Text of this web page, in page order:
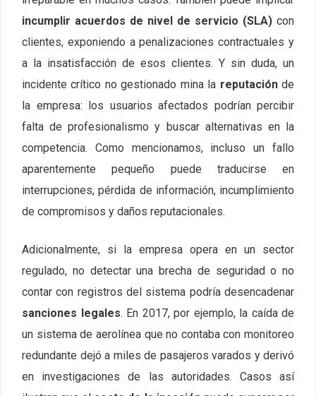
incumplir acuerdos de nivel de servicio (SLA) con
clientes, exponiendo a penalizaciones contractuales y
a la insatisfacción de esos clientes. Y sin duda, un
incidente crítico no gestionado mina la reputaciónde
la empresa: los usuarios afectados podrían percibir
falta de profesionalismo y buscar alternativas en la
competencia. Como mencionamos, incluso un fallo
aparentemente pequeño puede traducirse en
interrupciones, pérdida de información, incumplimiento
de compromisos y daños reputacionales.
Adicionalmente, si la empresa opera en un sector
regulado, no detectar una brecha de seguridad o no
contar con registros del sistema podría desencadenar
sanciones legales. En 2017, por ejemplo, la caída de
un sistema de aerolínea que no contaba con monitoreo
redundante dejó a miles de pasajeros varados y derivó
en investigaciones de las autoridades. Casos así